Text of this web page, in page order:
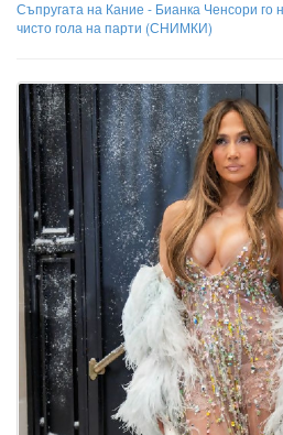
Съпругата на Кание - Бианка Ченсори го
чисто гола на парти (СНИМКИ)